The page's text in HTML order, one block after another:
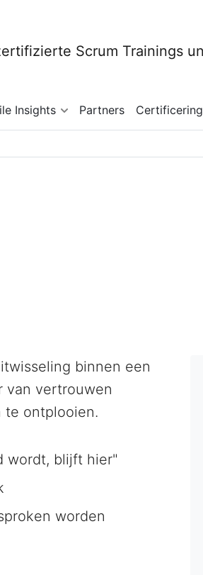
Insights Partners Certificering
binnen een
van vertrouwen
te ontplooien.
wordt, blijft hier"
worden